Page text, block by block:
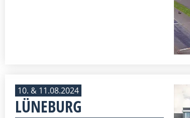
10. & 11.08.2024
LÜNEBURG